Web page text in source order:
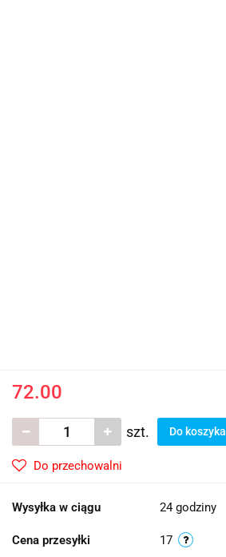
72.00
szt. Do koszyka
Do przechowalni
Wysyłka w ciągu 24 godziny
Cena przesyłki 17